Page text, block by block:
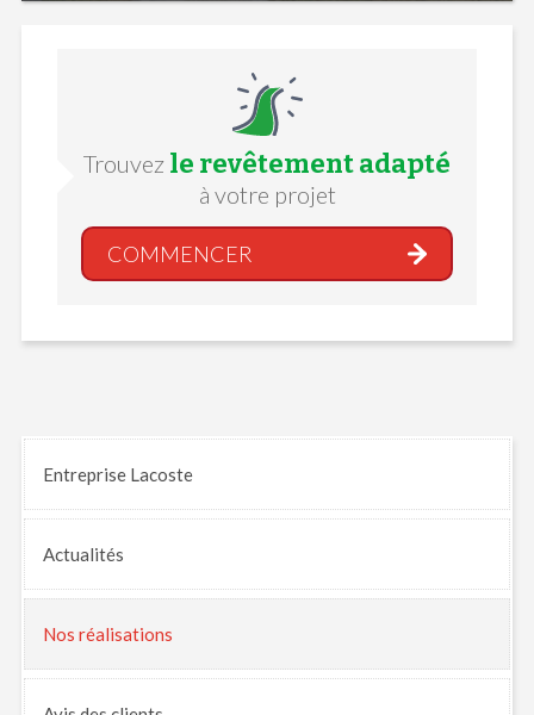
Trouvez le revêtement adapté
à votre projet
COMMENCER
Entreprise Lacoste
Actualités
Nos réalisations